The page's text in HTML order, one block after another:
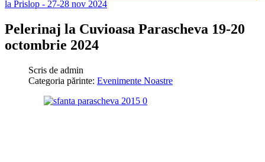
la Prislop - 27-28 nov 2024
Pelerinaj la Cuvioasa Parascheva 19-20
octombrie 2024
Scris de admin
Categoria părinte: Evenimente Noastre